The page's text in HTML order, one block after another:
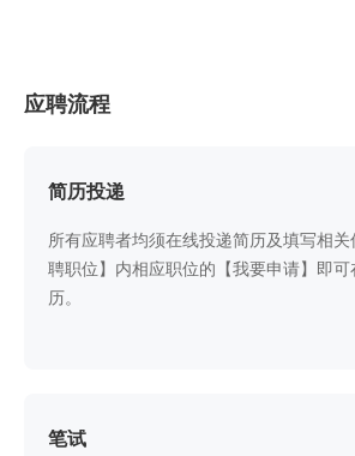
应聘流程
简历投递
所有应聘者均须在线投递简历及填写相
聘职位】内相应职位的【我要申请】即
历。
笔试